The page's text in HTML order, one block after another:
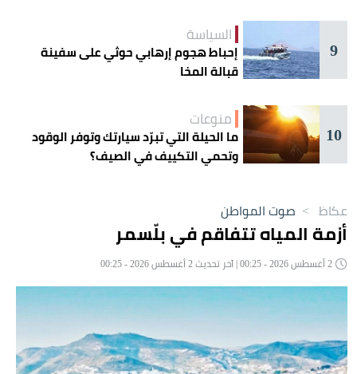
9
السياسة
إحباط هجوم إرهابي حوثي على سفينة
قبالة المخا
10
منوعات
ما الحيلة التي تبرّد سيارتك وتوفر الوقود
وتحمي التكييف في الصيف؟
عكاظ > صوت المواطن
أزمة المياه تتفاقم في بلّسمر